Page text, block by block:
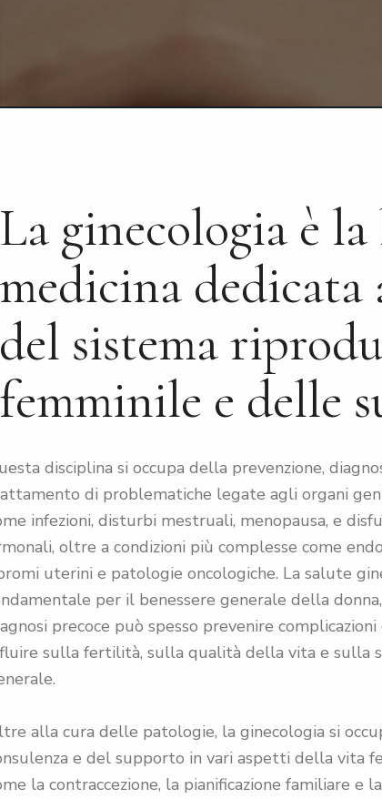
La ginecologia è
medicina dedicata
del sistema
femminile e delle
disciplina si occupa della prevenzione,
di problematiche legate agli organi
infezioni, disturbi mestruali, menopausa, e
oltre a condizioni più complesse come
uterini e patologie oncologiche. La salute
per il benessere generale della
precoce può spesso prevenire complicazioni
sulla fertilità, sulla qualità della vita e sulla
alla cura delle patologie, la ginecologia si
e del supporto in vari aspetti della vita
la contraccezione, la pianificazione familiare e